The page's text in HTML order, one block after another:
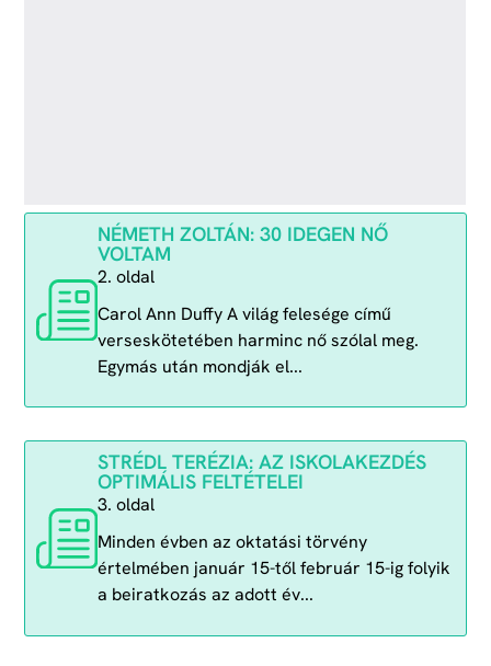
NÉMETH ZOLTÁN: 30 IDEGEN NŐ
VOLTAM
2. oldal
Carol Ann Duffy A világ felesége című
verseskötetében harminc nő szólal meg.
Egymás után mondják el...
STRÉDL TERÉZIA: AZ ISKOLAKEZDÉS
OPTIMÁLIS FELTÉTELEI
3. oldal
Minden évben az oktatási törvény
értelmében január 15-től február 15-ig folyik
a beiratkozás az adott év...